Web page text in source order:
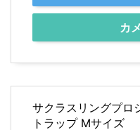
カ
サクラスリングプロ
トラップ Mサイズ